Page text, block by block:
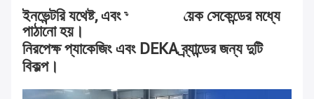
ইনভেন্টরি যথেষ্ট, এবং স্পট পণ্য কয়েক সেকেন্ডের মধ্যে
পাঠানো হয়।
নিরপেক্ষ প্যাকেজিং এবং DEKA ব্র্যান্ডের জন্য দুটি
বিকল্প।